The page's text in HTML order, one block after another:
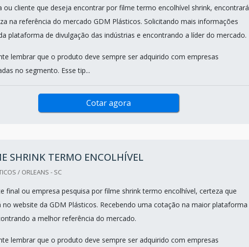
ou cliente que deseja encontrar por filme termo encolhível shrink, encontrará
na referência do mercado GDM Plásticos. Solicitando mais informações
plataforma de divulgação das indústrias e encontrando a líder do mercado.
lembrar que o produto deve sempre ser adquirido com empresas
no segmento. Esse tip...
Cotar agora
SHRINK TERMO ENCOLHÍVEL
/ ORLEANS - SC
final ou empresa pesquisa por filme shrink termo encolhível, certeza que
no website da GDM Plásticos. Recebendo uma cotação na maior plataforma
a melhor referência do mercado.
lembrar que o produto deve sempre ser adquirido com empresas